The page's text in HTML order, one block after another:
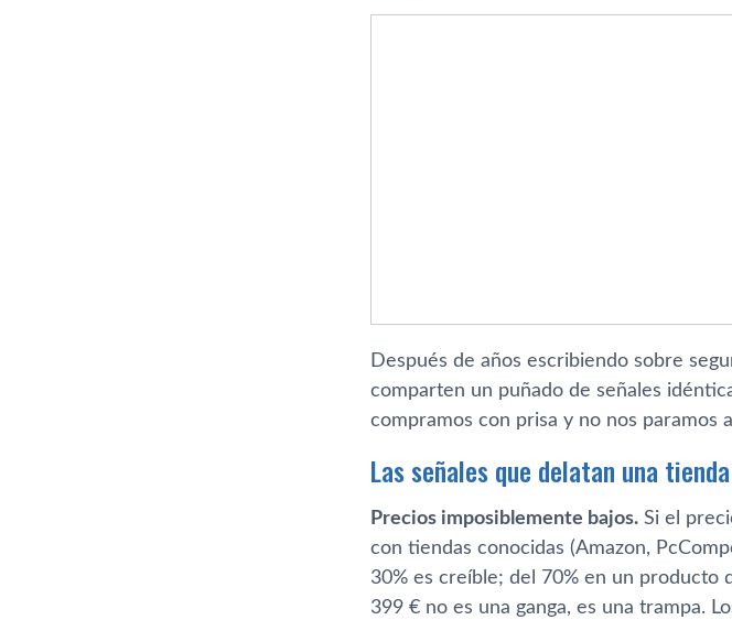
Después de años escribiendo sobre
comparten un puñado de señales
compramos con prisa y no nos paramos
Las señales que delatan una
Precios imposiblemente bajos. Si el
con tiendas conocidas (Amazon,
30% es creíble; del 70% en un producto
399 € no es una ganga, es una trampa.